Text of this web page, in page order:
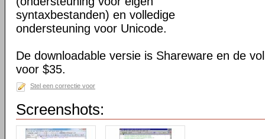
syntaxbestanden) en volledige
ondersteuning voor Unicode.
De downloadable versie is Shareware en de
voor $35.
Stel een correctie voor
Screenshots: